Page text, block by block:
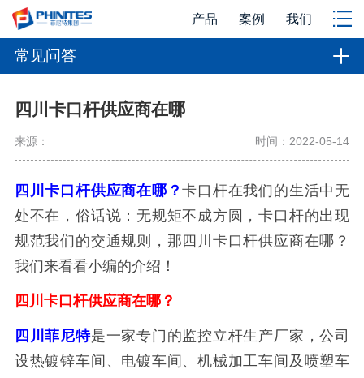
产品 案例 我们
常见问答
四川卡口杆供应商在哪
来源： 时间：2022-05-14
四川卡口杆供应商在哪？卡口杆在我们的生活中无
处不在，俗话说：无规矩不成方圆，卡口杆的出现
规范我们的交通规则，那四川卡口杆供应商在哪？
我们来看看小编的介绍！
四川卡口杆供应商在哪？
四川菲尼特是一家专门的监控立杆生产厂家，公司
设热镀锌车间、电镀车间、机械加工车间及喷塑车